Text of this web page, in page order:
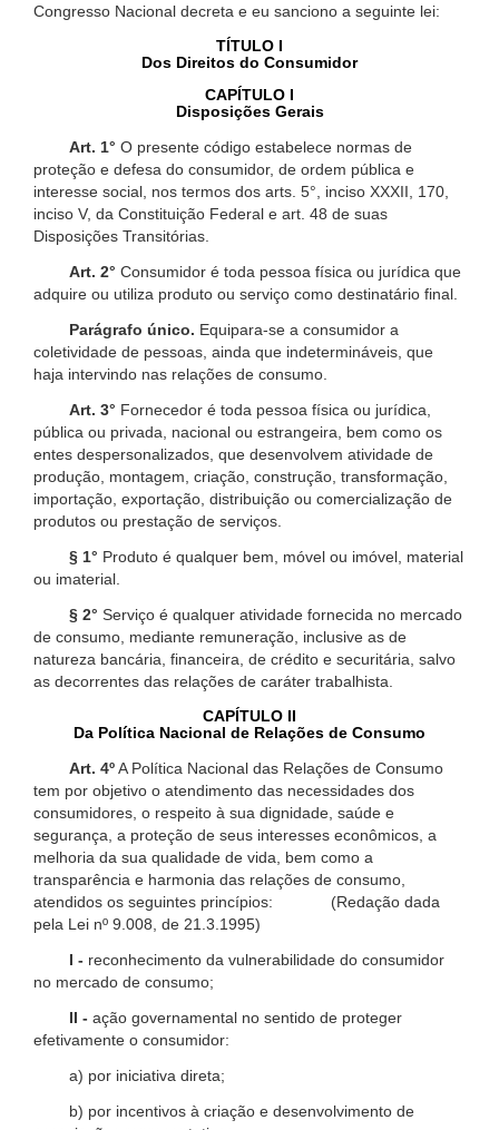
Congresso Nacional decreta e eu sanciono a seguinte lei:
TÍTULO I
Dos Direitos do Consumidor
CAPÍTULO I
Disposições Gerais
Art. 1° O presente código estabelece normas de
proteção e defesa do consumidor, de ordem pública e
interesse social, nos termos dos arts. 5°, inciso XXXII, 170,
inciso V, da Constituição Federal e art. 48 de suas
Disposições Transitórias.
Art. 2° Consumidor é toda pessoa física ou jurídica que
adquire ou utiliza produto ou serviço como destinatário final.
Parágrafo único. Equipara-se a consumidor a
coletividade de pessoas, ainda que indetermináveis, que
haja intervindo nas relações de consumo.
Art. 3° Fornecedor é toda pessoa física ou jurídica,
pública ou privada, nacional ou estrangeira, bem como os
entes despersonalizados, que desenvolvem atividade de
produção, montagem, criação, construção, transformação,
importação, exportação, distribuição ou comercialização de
produtos ou prestação de serviços.
§ 1° Produto é qualquer bem, móvel ou imóvel, material
ou imaterial.
§ 2° Serviço é qualquer atividade fornecida no mercado
de consumo, mediante remuneração, inclusive as de
natureza bancária, financeira, de crédito e securitária, salvo
as decorrentes das relações de caráter trabalhista.
CAPÍTULO II
Da Política Nacional de Relações de Consumo
Art. 4ºA Política Nacional das Relações de Consumo
tem por objetivo o atendimento das necessidades dos
consumidores, o respeito à sua dignidade, saúde e
segurança, a proteção de seus interesses econômicos, a
melhoria da sua qualidade de vida, bem como a
transparência e harmonia das relações de consumo,
atendidos os seguintes princípios: (Redação dada
pela Lei nº 9.008, de 21.3.1995)
I - reconhecimento da vulnerabilidade do consumidor
no mercado de consumo;
II - ação governamental no sentido de proteger
efetivamente o consumidor:
a) por iniciativa direta;
b) por incentivos à criação e desenvolvimento de